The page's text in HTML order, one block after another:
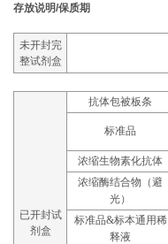
存放说明/保质期
未开封完
整试剂盒
已开封试
剂盒
抗体包被板条
标准品
浓缩生物素化抗体
浓缩酶结合物（避
光）
标准品&标本通用稀
释液